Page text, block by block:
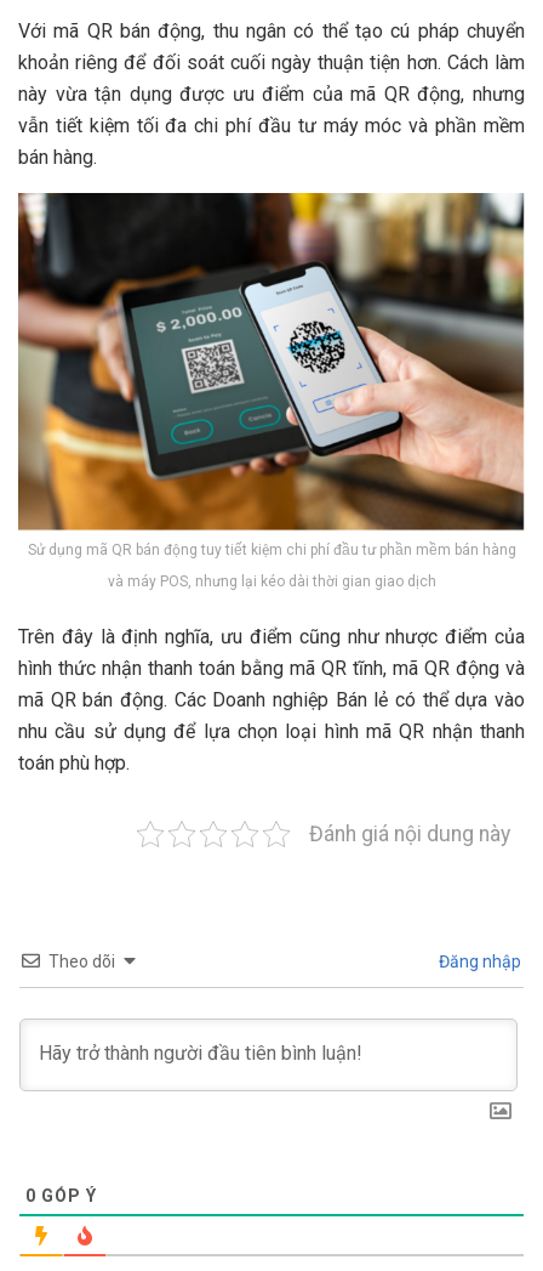
Với mã QR bán động, thu ngân có thể tạo cú pháp chuyển
khoản riêng để đối soát cuối ngày thuận tiện hơn. Cách làm
này vừa tận dụng được ưu điểm của mã QR động, nhưng
vẫn tiết kiệm tối đa chi phí đầu tư máy móc và phần mềm
bán hàng.
Sử dụng mã QR bán động tuy tiết kiệm chi phí đầu tư phần mềm bán hàng
và máy POS, nhưng lại kéo dài thời gian giao dịch
Trên đây là định nghĩa, ưu điểm cũng như nhược điểm của
hình thức nhận thanh toán bằng mã QR tĩnh, mã QR động và
mã QR bán động. Các Doanh nghiệp Bán lẻ có thể dựa vào
nhu cầu sử dụng để lựa chọn loại hình mã QR nhận thanh
toán phù hợp.
Đánh giá nội dung này
Theo dõi Đăng nhập
0 GÓP Ý